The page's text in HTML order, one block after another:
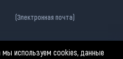
(Электронная почта)
мы используем cookies, данные